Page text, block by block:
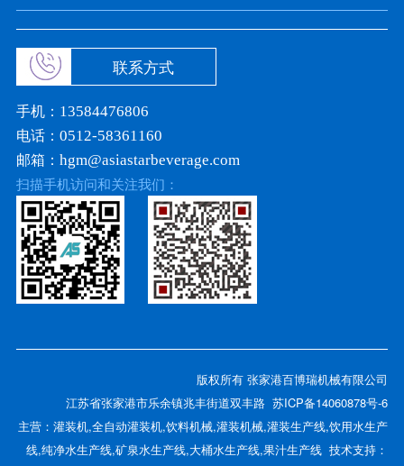
联系方式
手机： 13584476806
电话： 0512-58361160
邮箱： hgm@asiastarbeverage.com
扫描手机访问和关注我们：
版权所有 张家港百博瑞机械有限公司
江苏省张家港市乐余镇兆丰街道双丰路苏ICP备14060878号-6
主营：灌装机,全自动灌装机,饮料机械,灌装机械,灌装生产线,饮用水生产
线,纯净水生产线,矿泉水生产线,大桶水生产线,果汁生产线 技术支持：